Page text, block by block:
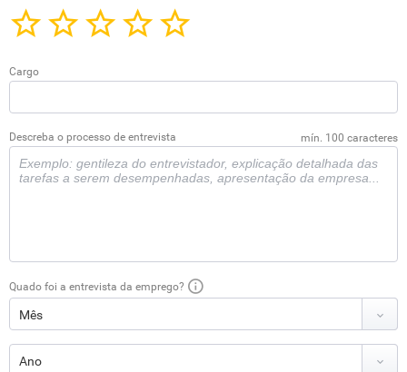
Cargo
Descreba o processo de entrevista mín. 100 caracteres
Quado foi a entrevista da emprego?